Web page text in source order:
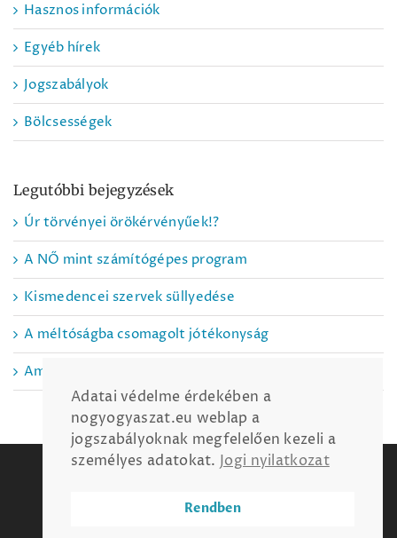
Hasznos információk
Egyéb hírek
Jogszabályok
Bölcsességek
Legutóbbi bejegyzések
Úr törvényei örökérvényűek!?
A NŐ mint számítógépes program
Kismedencei szervek süllyedése
A méltóságba csomagolt jótékonyság
Amit nem tanítanak meg az iskolában
Jogi nyilatkozat Oldaltérkép
Linktár
Budapest
Adatai védelme érdekében a
nogyogyaszat.eu weblap a
jogszabályoknak megfelelően kezeli a
személyes adatokat. Jogi nyilatkozat
Rendben